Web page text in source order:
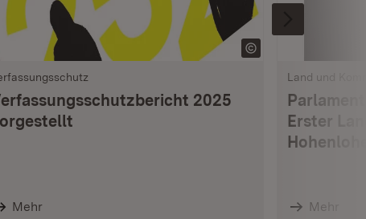
2025
Mehr
Land und
Erster
Mehr